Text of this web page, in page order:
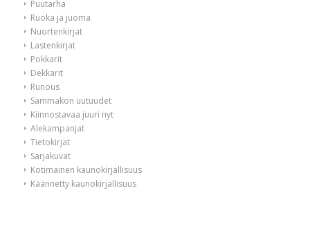
Puutarha
Ruoka ja juoma
Nuortenkirjat
Lastenkirjat
Pokkarit
Dekkarit
Runous
Sammakon uutuudet
Kiinnostavaa juuri nyt
Alekampanjat
Tietokirjat
Sarjakuvat
Kotimainen kaunokirjallisuus
Käännetty kaunokirjallisuus